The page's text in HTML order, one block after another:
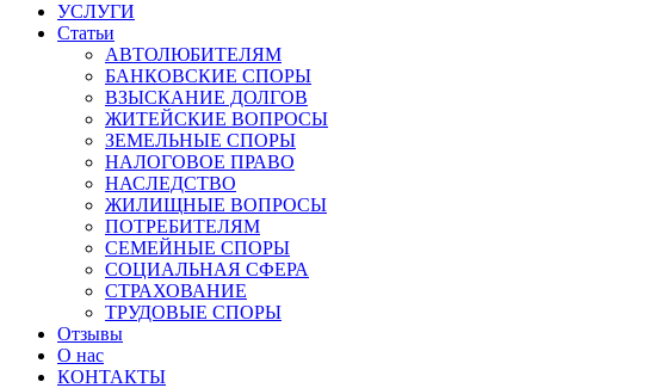
УСЛУГИ
Статьи
АВТОЛЮБИТЕЛЯМ
БАНКОВСКИЕ СПОРЫ
ВЗЫСКАНИЕ ДОЛГОВ
ЖИТЕЙСКИЕ ВОПРОСЫ
ЗЕМЕЛЬНЫЕ СПОРЫ
НАЛОГОВОЕ ПРАВО
НАСЛЕДСТВО
ЖИЛИЩНЫЕ ВОПРОСЫ
ПОТРЕБИТЕЛЯМ
СЕМЕЙНЫЕ СПОРЫ
СОЦИАЛЬНАЯ СФЕРА
СТРАХОВАНИЕ
ТРУДОВЫЕ СПОРЫ
Отзывы
О нас
КОНТАКТЫ